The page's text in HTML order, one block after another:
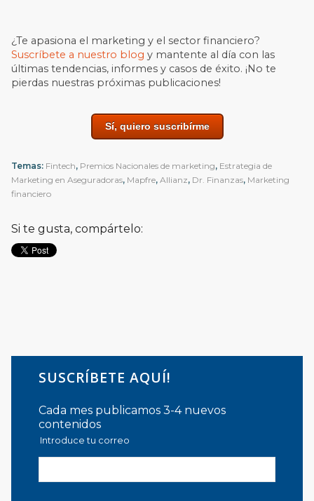
¿Te apasiona el marketing y el sector financiero?
Suscríbete a nuestro blog y mantente al día con las
últimas tendencias, informes y casos de éxito. ¡No te
pierdas nuestras próximas publicaciones!
Sí, quiero suscribírme
Temas: Fintech, Premios Nacionales de marketing, Estrategia de
Marketing en Aseguradoras, Mapfre,Allianz, Dr. Finanzas, Marketing
financiero
Si te gusta, compártelo:
SUSCRÍBETE AQUÍ!
Cada mes publicamos 3-4 nuevos
contenidos
Introduce tu correo